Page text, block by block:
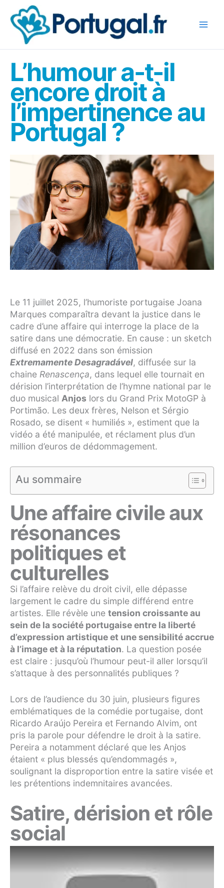
contenu
L’humour a-t-il
encore droit à
l’impertinence au
Portugal ?
Le 11 juillet 2025, l’humoriste portugaise Joana
Marques comparaîtra devant la justice dans le
cadre d’une affaire qui interroge la place de la
satire dans une démocratie. En cause : un sketch
diffusé en 2022 dans son émission
Extremamente Desagradável, diffusée sur la
chaine Renascença, dans lequel elle tournait en
dérision l’interprétation de l’hymne national par le
duo musical Anjos lors du Grand Prix MotoGP à
Portimão. Les deux frères, Nelson et Sérgio
Rosado, se disent « humiliés », estiment que la
vidéo a été manipulée, et réclament plus d’un
million d’euros de dédommagement.
Au sommaire
Une affaire civile aux
résonances
politiques et
culturelles
Si l’affaire relève du droit civil, elle dépasse
largement le cadre du simple différend entre
artistes. Elle révèle une tension croissante au
sein de la société portugaise entre la liberté
d’expression artistique et une sensibilité accrue
à l’image et à la réputation. La question posée
est claire : jusqu’où l’humour peut-il aller lorsqu’il
s’attaque à des personnalités publiques ?
Lors de l’audience du 30 juin, plusieurs figures
emblématiques de la comédie portugaise, dont
Ricardo Araújo Pereira et Fernando Alvim, ont
pris la parole pour défendre le droit à la satire.
Pereira a notamment déclaré que les Anjos
étaient « plus blessés qu’endommagés »,
soulignant la disproportion entre la satire visée et
les prétentions indemnitaires avancées.
Satire, dérision et rôle
social